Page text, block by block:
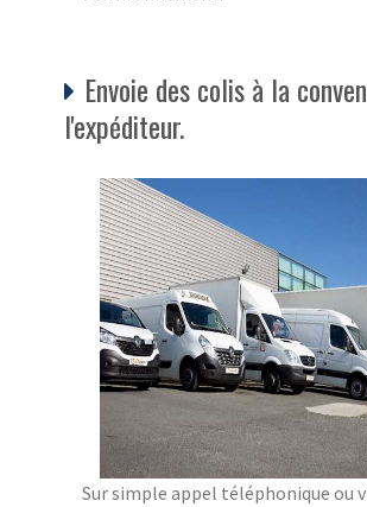
Envoie des colis à la
l'expéditeur.
Sur simple appel téléphonique ou